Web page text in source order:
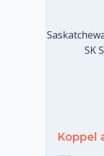
SK
Koppel